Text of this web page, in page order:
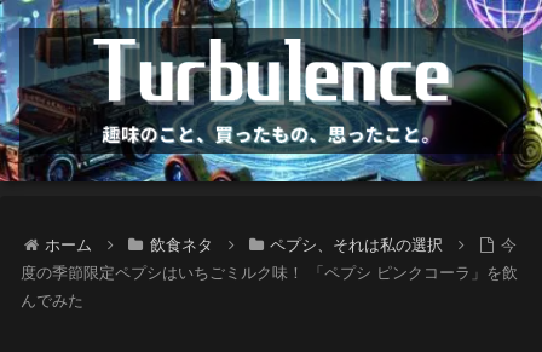
ホーム 飲食ネタ ペプシ、それは私の選択
今
度の季節限定ペプシはいちごミルク味！ 「ペプシ ピンクコーラ」を飲
んでみた